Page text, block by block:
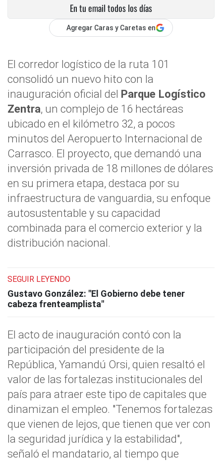
En tu email todos los días
Agregar Caras y Caretas en
El corredor logístico de la ruta 101
consolidó un nuevo hito con la
inauguración oficial del Parque Logístico
Zentra, un complejo de 16 hectáreas
ubicado en el kilómetro 32, a pocos
minutos del Aeropuerto Internacional de
Carrasco. El proyecto, que demandó una
inversión privada de 18 millones de dólares
en su primera etapa, destaca por su
infraestructura de vanguardia, su enfoque
autosustentable y su capacidad
combinada para el comercio exterior y la
distribución nacional.
SEGUIR LEYENDO
Gustavo González: "El Gobierno debe tener
cabeza frenteamplista"
El acto de inauguración contó con la
participación del presidente de la
República, Yamandú Orsi, quien resaltó el
valor de las fortalezas institucionales del
país para atraer este tipo de capitales que
dinamizan el empleo. "Tenemos fortalezas
que vienen de lejos, que tienen que ver con
la seguridad jurídica y la estabilidad",
señaló el mandatario, al tiempo que